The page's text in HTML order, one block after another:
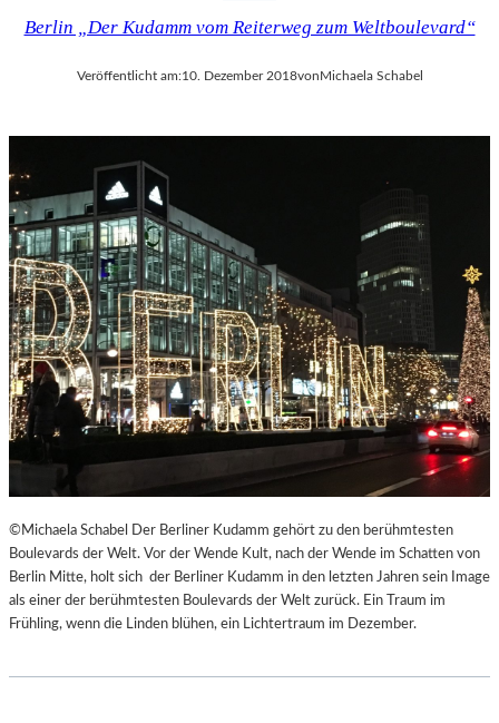
Berlin „Der Kudamm vom Reiterweg zum Weltboulevard“
Veröffentlicht am:10. Dezember 2018vonMichaela Schabel
©Michaela Schabel Der Berliner Kudamm gehört zu den berühmtesten
Boulevards der Welt. Vor der Wende Kult, nach der Wende im Schatten von
Berlin Mitte, holt sich der Berliner Kudamm in den letzten Jahren sein Image
als einer der berühmtesten Boulevards der Welt zurück. Ein Traum im
Frühling, wenn die Linden blühen, ein Lichtertraum im Dezember.